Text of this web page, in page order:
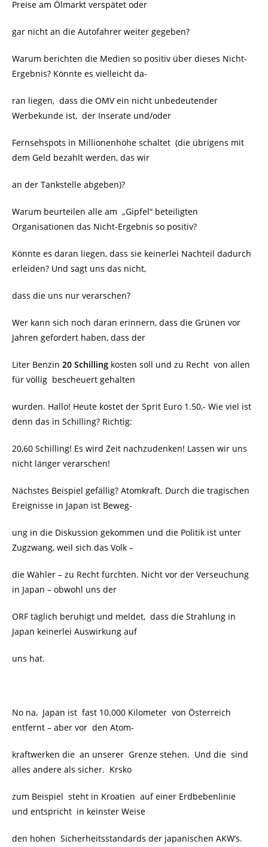
Preise am Ölmarkt verspätet oder
gar nicht an die Autofahrer weiter gegeben?
Warum berichten die Medien so positiv über dieses Nicht-
Ergebnis? Könnte es vielleicht da-
ran liegen, dass die OMV ein nicht unbedeutender
Werbekunde ist, der Inserate und/oder
Fernsehspots in Millionenhöhe schaltet (die übrigens mit
dem Geld bezahlt werden, das wir
an der Tankstelle abgeben)?
Warum beurteilen alle am „Gipfel“ beteiligten
Organisationen das Nicht-Ergebnis so positiv?
Könnte es daran liegen, dass sie keinerlei Nachteil dadurch
erleiden? Und sagt uns das nicht,
dass die uns nur verarschen?
Wer kann sich noch daran erinnern, dass die Grünen vor
Jahren gefordert haben, dass der
Liter Benzin 20 Schilling kosten soll und zu Recht von allen
für völlig bescheuert gehalten
wurden. Hallo! Heute kostet der Sprit Euro 1.50,- Wie viel ist
denn das in Schilling? Richtig:
20,60 Schilling! Es wird Zeit nachzudenken! Lassen wir uns
nicht länger verarschen!
Nächstes Beispiel gefällig? Atomkraft. Durch die tragischen
Ereignisse in Japan ist Beweg-
ung in die Diskussion gekommen und die Politik ist unter
Zugzwang, weil sich das Volk –
die Wähler – zu Recht fürchten. Nicht vor der Verseuchung
in Japan – obwohl uns der
ORF täglich beruhigt und meldet, dass die Strahlung in
Japan keinerlei Auswirkung auf
uns hat.
No na, Japan ist fast 10.000 Kilometer von Österreich
entfernt – aber vor den Atom-
kraftwerken die an unserer Grenze stehen. Und die sind
alles andere als sicher. Krsko
zum Beispiel steht in Kroatien auf einer Erdbebenlinie
und entspricht in keinster Weise
den hohen Sicherheitsstandards der japanischen AKW’s.